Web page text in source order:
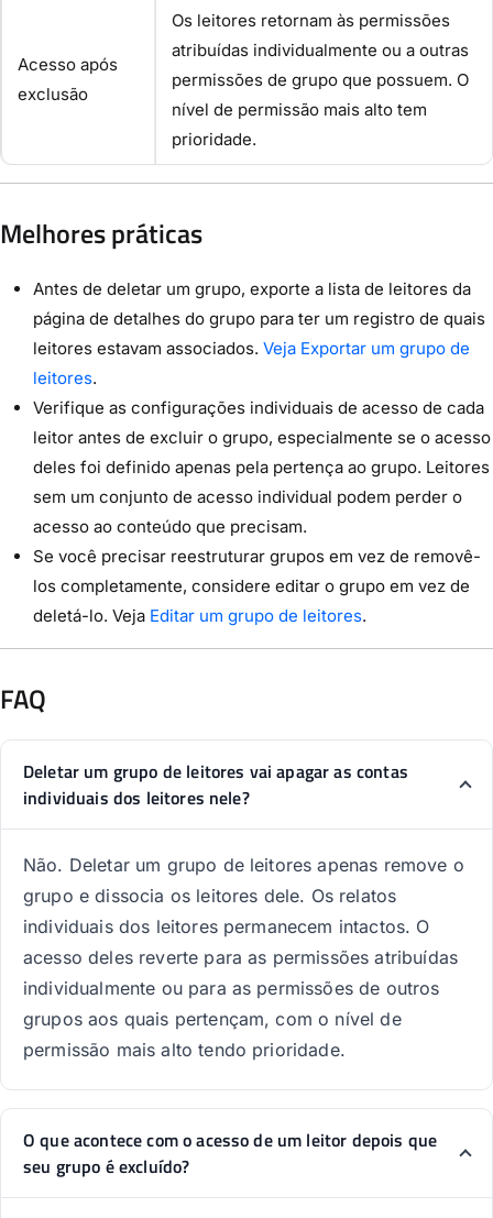
Acesso após
exclusão
Os leitores retornam às permissões
atribuídas individualmente ou a outras
permissões de grupo que possuem. O
nível de permissão mais alto tem
prioridade.
Melhores práticas
Antes de deletar um grupo, exporte a lista de leitores da
página de detalhes do grupo para ter um registro de quais
leitores estavam associados. Veja Exportar um grupo de
leitores.
Verifique as configurações individuais de acesso de cada
leitor antes de excluir o grupo, especialmente se o acesso
deles foi definido apenas pela pertença ao grupo. Leitores
sem um conjunto de acesso individual podem perder o
acesso ao conteúdo que precisam.
Se você precisar reestruturar grupos em vez de removê-
los completamente, considere editar o grupo em vez de
deletá-lo. Veja Editar um grupo de leitores.
FAQ
Deletar um grupo de leitores vai apagar as contas
individuais dos leitores nele?
Não. Deletar um grupo de leitores apenas remove o
grupo e dissocia os leitores dele. Os relatos
individuais dos leitores permanecem intactos. O
acesso deles reverte para as permissões atribuídas
individualmente ou para as permissões de outros
grupos aos quais pertençam, com o nível de
permissão mais alto tendo prioridade.
O que acontece com o acesso de um leitor depois que
seu grupo é excluído?